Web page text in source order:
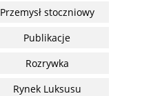
Przemysł stoczniowy
Publikacje
Rozrywka
Rynek Luksusu